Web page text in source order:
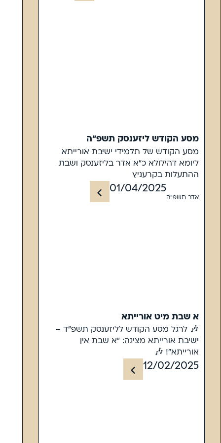
מסע הקודש ליזענסק תשפ"ה
מסע הקודש של תלמידי ישיבת אורייתא
ליומא דהילולא כ"א אדר בליזענסק ושבת
ההתעלות בקרעניץ
אדר תשפ"ה
01/04/2025
א שבת מיט אורייתא
🎶 לרגל מסע הקודש לליזענסק תשפ"ד –
ישיבת אורייתא מציגה: "א שבת אין
אורייתא"! 🎶
12/02/2025